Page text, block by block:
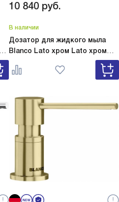
10 840 руб.
В наличии
Дозатор для жидкого мыла
Blanco Lato хром Lato хром